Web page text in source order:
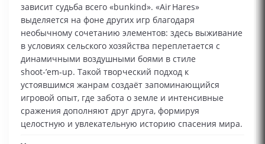
зависит судьба всего «bunkind». «Air Hares»
выделяется на фоне других игр благодаря
необычному сочетанию элементов: здесь выживание
в условиях сельского хозяйства переплетается с
динамичными воздушными боями в стиле
shoot‑’em‑up. Такой творческий подход к
устоявшимся жанрам создаёт запоминающийся
игровой опыт, где забота о земле и интенсивные
сражения дополняют друг друга, формируя
целостную и увлекательную историю спасения мира.